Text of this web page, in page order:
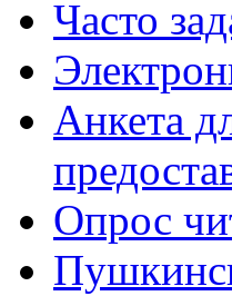
Часто
Анкета
Опрос